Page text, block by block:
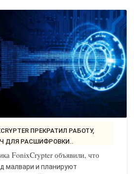
ДЛЯ РАСШИФРОВКИ..
FonixCrypter объявили, что
малвари и планируют